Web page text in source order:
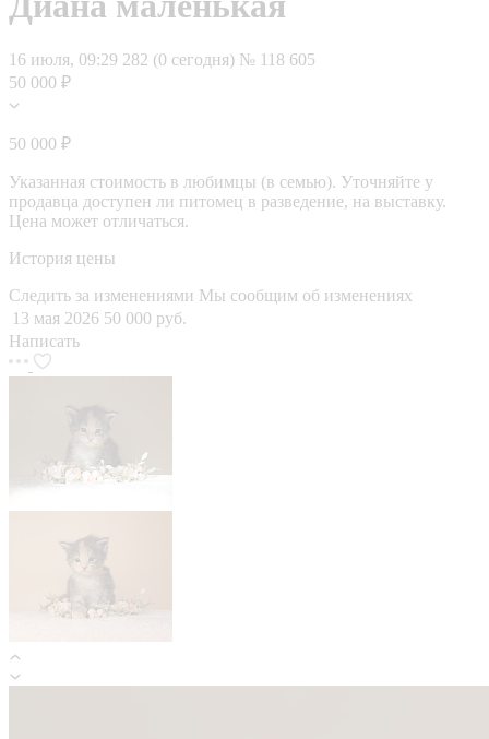
16 июля, 09:29 282 (0 сегодня) № 118 605
50 000 ₽
50 000 ₽
Указанная стоимость в любимцы (в семью). Уточняйте у
продавца доступен ли питомец в разведение, на выставку.
Цена может отличаться.
История цены
Следить за изменениями Мы сообщим об изменениях
13 мая 2026 50 000 руб.
Написать